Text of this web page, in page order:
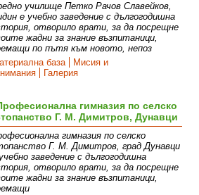
училище Петко Рачов Славейков,
е учебно заведение с дългогодишна
отворило врати, за да посрещне
жадни за знание възпитаници,
по пътя към новото, непоз
база
Мисия и
Галерия
гимназия по селско
Г. М. Димитров, Дунавци
гимназия по селско
Г. М. Димитров, град Дунавци
заведение с дългогодишна
отворило врати, за да посрещне
жадни за знание възпитаници,